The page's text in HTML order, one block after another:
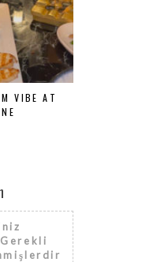
VIBE AT
Gerekli